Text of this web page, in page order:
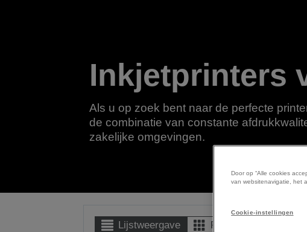
Inkjetprinters
Als u op zoek bent naar de perfecte
de combinatie van constante
zakelijke omgevingen.
Lijstweergave Rasterweergave
Door op “Alle cookies
van websitenavigatie, het
Cookie-instellingen